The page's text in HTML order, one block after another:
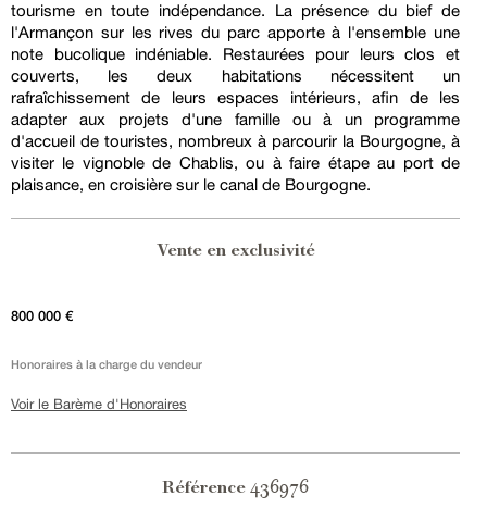
tourisme en toute indépendance. La présence du bief de
l'Armançon sur les rives du parc apporte à l'ensemble une
note bucolique indéniable. Restaurées pour leurs clos et
couverts, les deux habitations nécessitent un
rafraîchissement de leurs espaces intérieurs, afin de les
adapter aux projets d'une famille ou à un programme
d'accueil de touristes, nombreux à parcourir la Bourgogne, à
visiter le vignoble de Chablis, ou à faire étape au port de
plaisance, en croisière sur le canal de Bourgogne.
Vente en exclusivité
800 000 €
Honoraires à la charge du vendeur
Voir le Barème d'Honoraires
Référence 436976